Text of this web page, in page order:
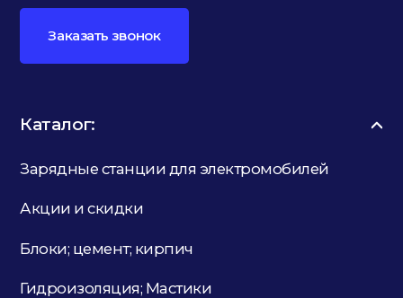
Заказать звонок
Каталог:
Зарядные станции для электромобилей
Акции и скидки
Блоки; цемент; кирпич
Гидроизоляция; Мастики